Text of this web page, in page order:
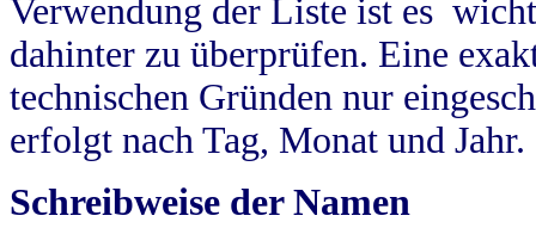
Verwendung der Liste ist es
dahinter zu überprüfen. Eine
technischen Gründen nur
erfolgt nach Tag, Monat und Jahr.
Schreibweise der Namen